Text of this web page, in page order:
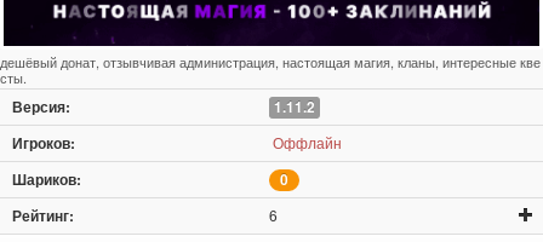
дешёвый донат, отзывчивая администрация, настоящая магия, кланы, интересные кве
сты.
1.11.2
Оффлайн
0
6